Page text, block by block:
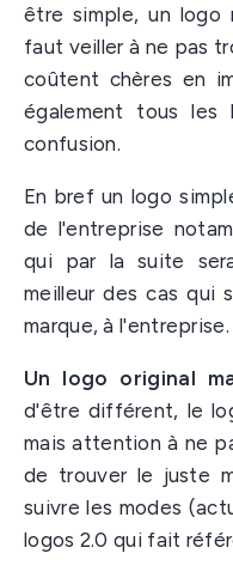
être simple, un
faut veiller à ne pas
coûtent chères en
également tous
confusion.
En bref un logo
de l'entreprise
qui par la suite
meilleur des cas qui
marque, à l'entreprise.
Un logo original
d'être différent, le
mais attention à ne
de trouver le juste
suivre les modes
logos 2.0 qui fait